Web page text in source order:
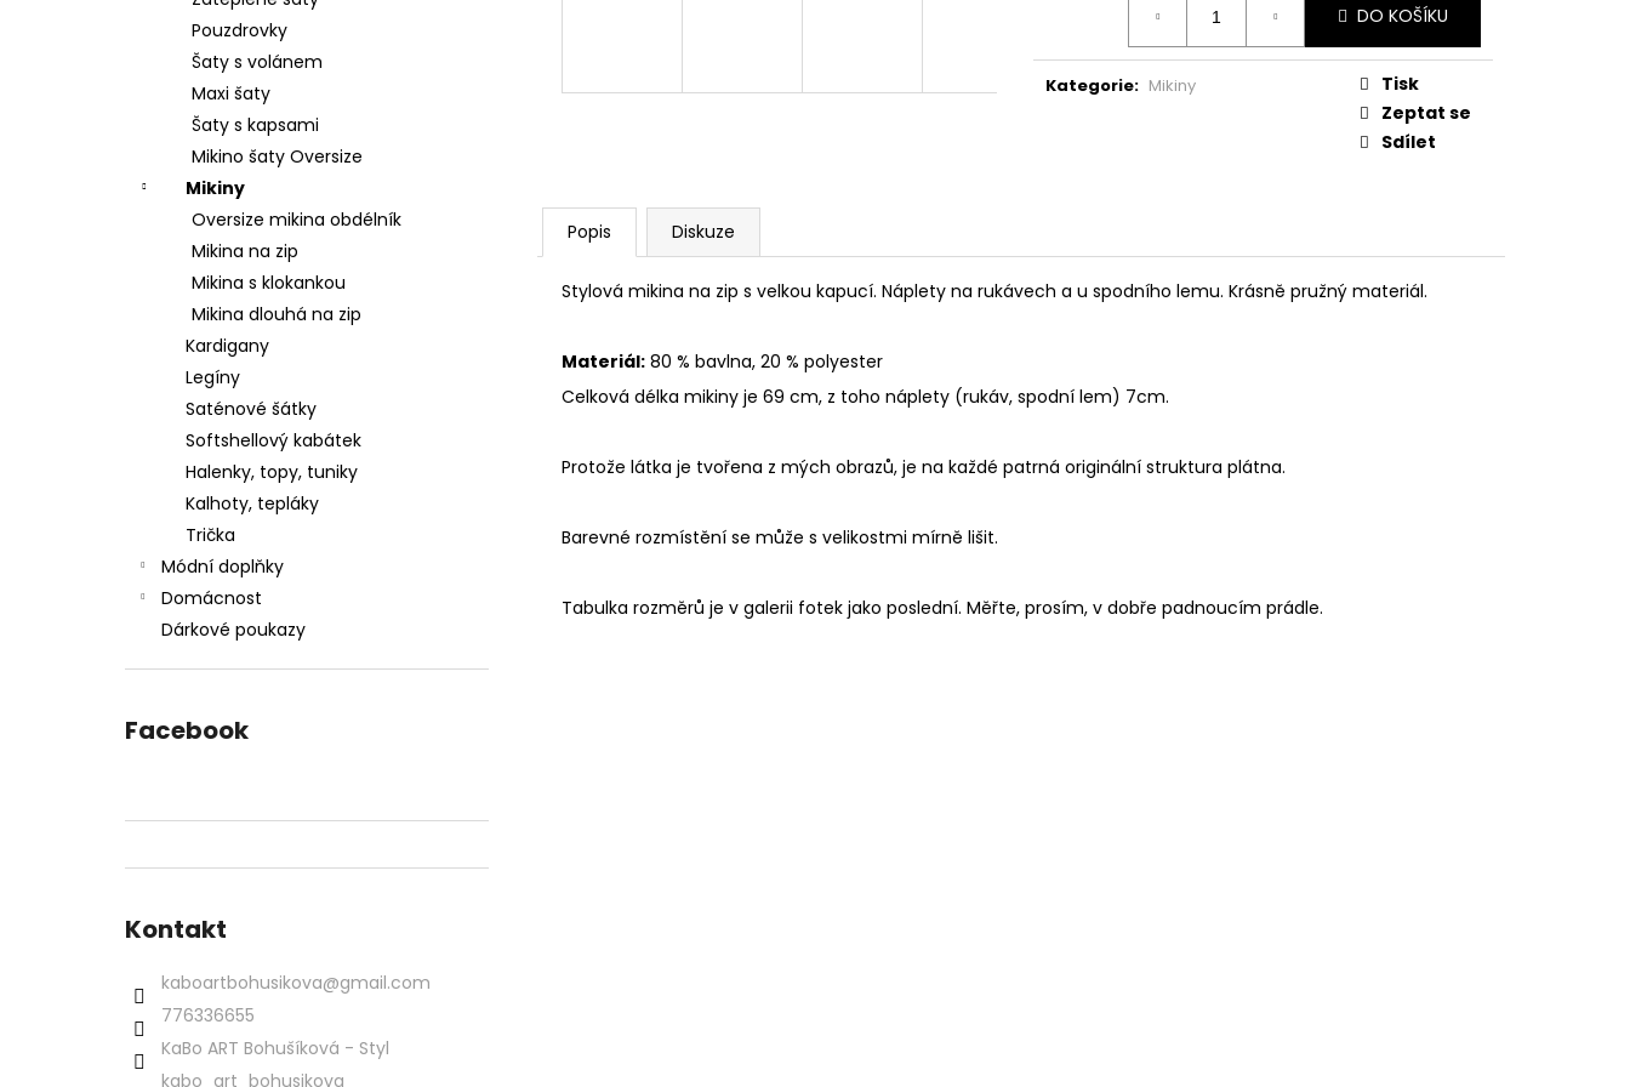
Pouzdrovky
Šaty s volánem
Maxi šaty
Šaty s kapsami
Mikino šaty Oversize
Mikiny
Oversize mikina obdélník
Mikina na zip
Mikina s klokankou
Mikina dlouhá na zip
Kardigany
Legíny
Saténové šátky
Softshellový kabátek
Halenky, topy, tuniky
Kalhoty, tepláky
Trička
Módní doplňky
Domácnost
Dárkové poukazy
Facebook
Kontakt
kaboartbohusikova@gmail.com
776336655
KaBo ART Bohušíková - Styl
kabo_art_bohusikova
DO KOŠÍKU
Kategorie: Mikiny
Tisk
Zeptat se
Sdílet
Popis Diskuze
Stylová mikina na zip s velkou kapucí. Náplety na rukávech a u spodního lemu. Krásně pružný materiál.
Materiál: 80 % bavlna, 20 % polyester
Celková délka mikiny je 69 cm, z toho náplety (rukáv, spodní lem) 7cm.
Protože látka je tvořena z mých obrazů, je na každé patrná originální struktura plátna.
Barevné rozmístění se může s velikostmi mírně lišit.
Tabulka rozměrů je v galerii fotek jako poslední. Měřte, prosím, v dobře padnoucím prádle.
2 599 Kč